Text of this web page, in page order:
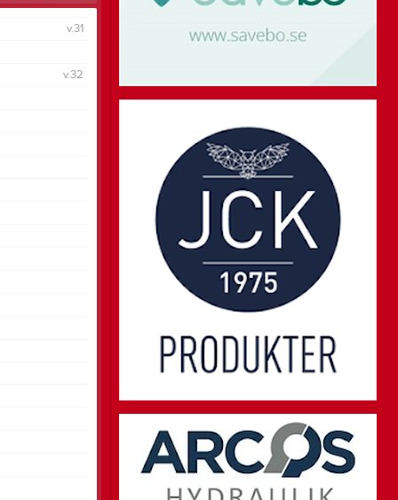
Kalender
Bli medlem
v.31
v.32